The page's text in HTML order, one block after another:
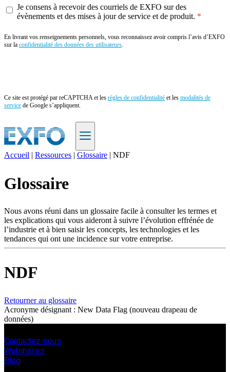
Je consens à recevoir des courriels de EXFO sur des
évènements et des mises à jour de service et de produit.
En livrant vos renseignements personnels, vous reconnaissez avoir compris l’avis d’EXFO
sur la confidentialité des données des utilisateurs.
Ce site est protégé par reCAPTCHA et les règles de confidentialité et les modalités de
service de Google s’appliquent.
Produits
Soutien
Services
Acheter
Ressources
nous
S'enregistrer
Entreprise
Partenaires
Fournisseurs
Accueil | Ressources | Glossaire | NDF
Glossaire
Nous avons réuni dans un glossaire facile à consulter les termes et
les explications qui vous aideront à suivre l’évolution effrénée de
l’industrie et à bien saisir les concepts, les technologies et les
tendances qui ont une incidence sur votre entreprise.
NDF
Retourner au glossaire
Acronyme désignant : New Data Flag (nouveau drapeau de
données)
Contactez-nous
Webinaires
Blog